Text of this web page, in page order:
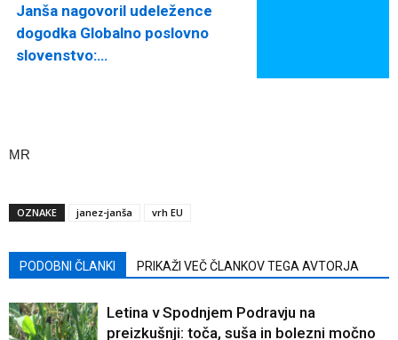
Janša nagovoril udeležence
dogodka Globalno poslovno
slovenstvo:…
MR
OZNAKE janez-janša vrh EU
PODOBNI ČLANKI PRIKAŽI VEČ ČLANKOV TEGA AVTORJA
Letina v Spodnjem Podravju na
preizkušnji: toča, suša in bolezni močno